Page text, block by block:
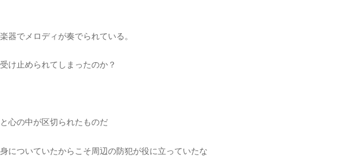
器でメロディが奏でられている。
け止められてしまったのか？
心の中が区切られたものだ
についていたからこそ周辺の防犯が役に立っていたな